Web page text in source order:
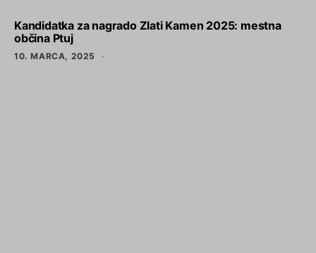
Kandidatka za nagrado Zlati Kamen 2025: mestna
občina Ptuj
10. MARCA, 2025